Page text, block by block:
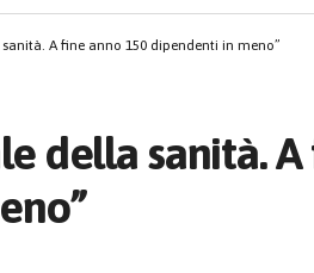
A fine anno 150 dipendenti in meno”
della sanità.